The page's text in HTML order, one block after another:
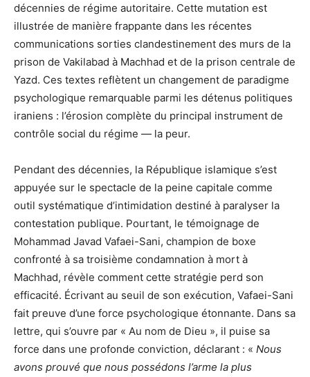
décennies de régime autoritaire. Cette mutation est
illustrée de manière frappante dans les récentes
communications sorties clandestinement des murs de la
prison de Vakilabad à Machhad et de la prison centrale de
Yazd. Ces textes reflètent un changement de paradigme
psychologique remarquable parmi les détenus politiques
iraniens : l’érosion complète du principal instrument de
contrôle social du régime — la peur.
Pendant des décennies, la République islamique s’est
appuyée sur le spectacle de la peine capitale comme
outil systématique d’intimidation destiné à paralyser la
contestation publique. Pourtant, le témoignage de
Mohammad Javad Vafaei-Sani, champion de boxe
confronté à sa troisième condamnation à mort à
Machhad, révèle comment cette stratégie perd son
efficacité. Écrivant au seuil de son exécution, Vafaei-Sani
fait preuve d’une force psychologique étonnante. Dans sa
lettre, qui s’ouvre par « Au nom de Dieu », il puise sa
force dans une profonde conviction, déclarant : « Nous
avons prouvé que nous possédons l’arme la plus